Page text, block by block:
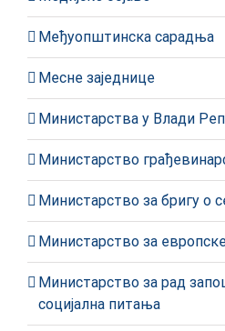
Међуопштинска сарадња
Месне заједнице
Министарства у Влади
Министарство
Министарство за бригу о
Министарство за
Министарство за рад
социјална питања